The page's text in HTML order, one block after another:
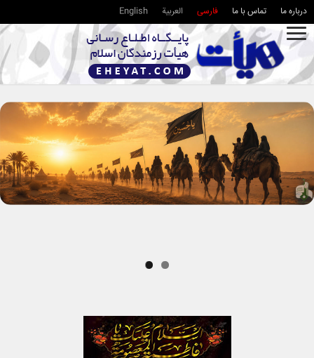
درباره ما تماس با ما فارسی العربية English